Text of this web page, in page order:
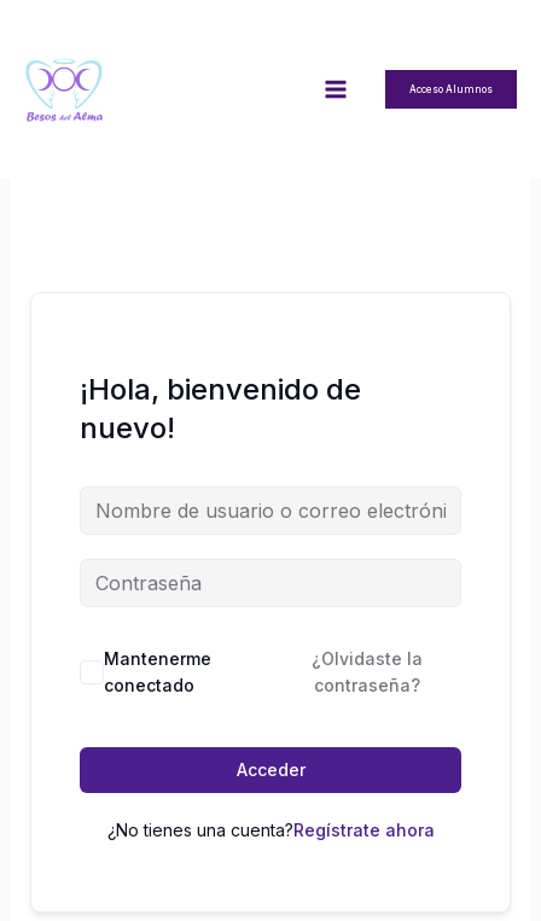
contenido
Acceso Alumnos
¡Hola, bienvenido de
nuevo!
Mantenerme
conectado
¿Olvidaste la
contraseña?
Acceder
¿No tienes una cuenta?Regístrate ahora